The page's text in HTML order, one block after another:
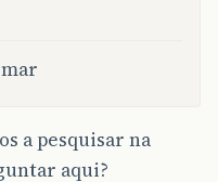
a pesquisar na
aqui?